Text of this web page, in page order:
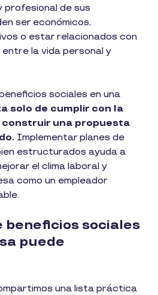
profesional de sus
ser económicos,
o estar relacionados con
entre la vida personal y
sociales en una
solo de cumplir con la
construir una propuesta
Implementar planes de
estructurados ayuda a
el clima laboral y
como un empleador
beneficios sociales
puede
una lista práctica